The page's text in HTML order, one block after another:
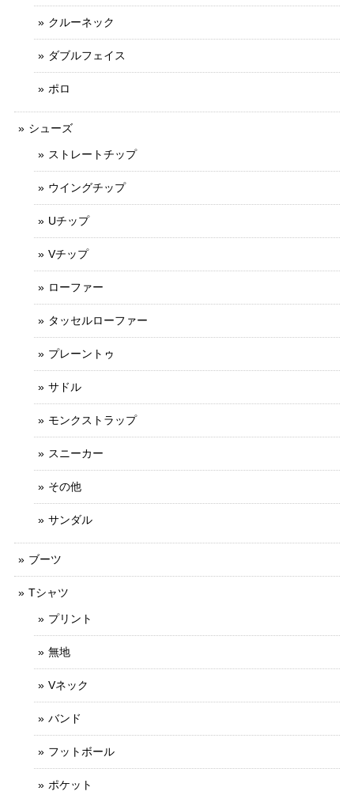
クルーネック
ダブルフェイス
ポロ
シューズ
ストレートチップ
ウイングチップ
Uチップ
Vチップ
ローファー
タッセルローファー
プレーントゥ
サドル
モンクストラップ
スニーカー
その他
サンダル
ブーツ
Tシャツ
プリント
無地
Vネック
バンド
フットボール
ポケット